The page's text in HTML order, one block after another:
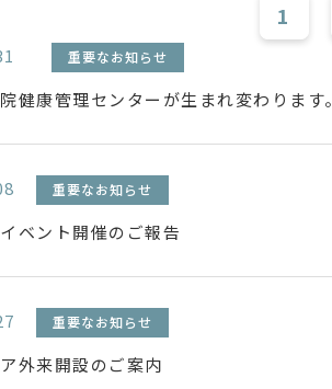
1
重要なお知らせ
健康管理センターが生まれ変わります。
重要なお知らせ
ベント開催のご報告
重要なお知らせ
外来開設のご案内